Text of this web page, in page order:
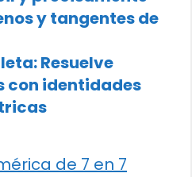
y tangentes de
Resuelve
con identidades
de 7 en 7